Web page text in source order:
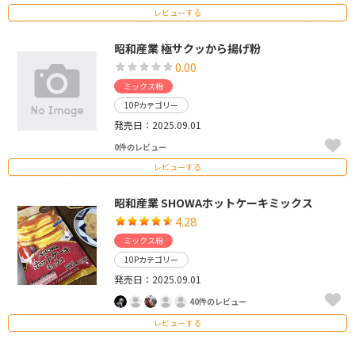
レビューする
昭和産業 極サクッから揚げ粉
0.00
ミックス粉
10Pカテゴリー
発売日：2025.09.01
0件のレビュー
レビューする
昭和産業 SHOWAホットケーキミックス
4.28
ミックス粉
10Pカテゴリー
発売日：2025.09.01
40件のレビュー
レビューする